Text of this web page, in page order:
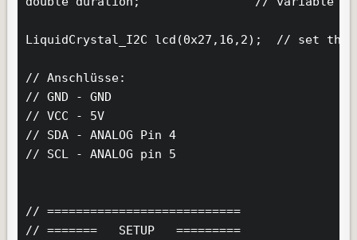
LiquidCrystal_I2C lcd(0x27,16,2);  // set the
// Anschlüsse:
// GND - GND
// VCC - 5V
// SDA - ANALOG Pin 4
// SCL - ANALOG pin 5
// ===========================
// =======   SETUP   =========